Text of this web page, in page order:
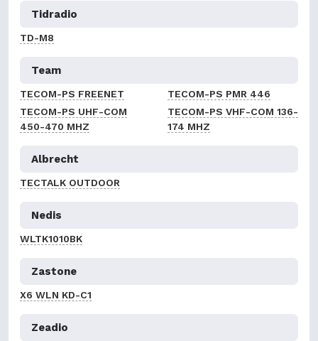
Tidradio
TD-M8
Team
TECOM-PS FREENET
TECOM-PS PMR 446
TECOM-PS UHF-COM
450-470 MHZ
TECOM-PS VHF-COM 136-
174 MHZ
Albrecht
TECTALK OUTDOOR
Nedis
WLTK1010BK
Zastone
X6 WLN KD-C1
Zeadio